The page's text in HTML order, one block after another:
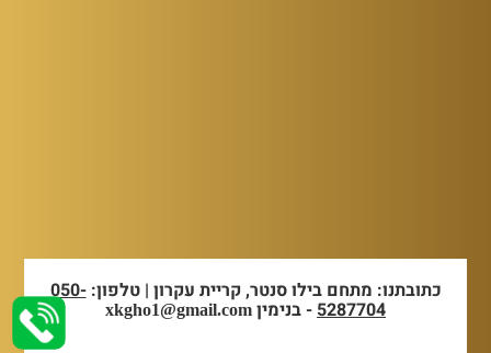
כתובתנו: מתחם בילו סנטר, קריית עקרון | טלפון:050-
5287704- בנימין xkgho1@gmail.com